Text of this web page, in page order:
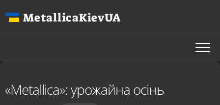
до
MetallicaKievUA
«Metallica»: урожайна осінь